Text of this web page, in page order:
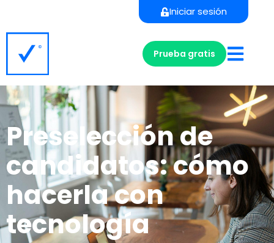
Iniciar sesión
Prueba gratis
Preselección de
candidatos: cómo
hacerla con
tecnología